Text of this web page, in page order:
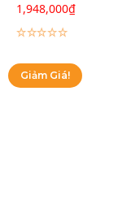
1,948,000₫
Lựa chọn các tùy chọn
Giảm Giá!